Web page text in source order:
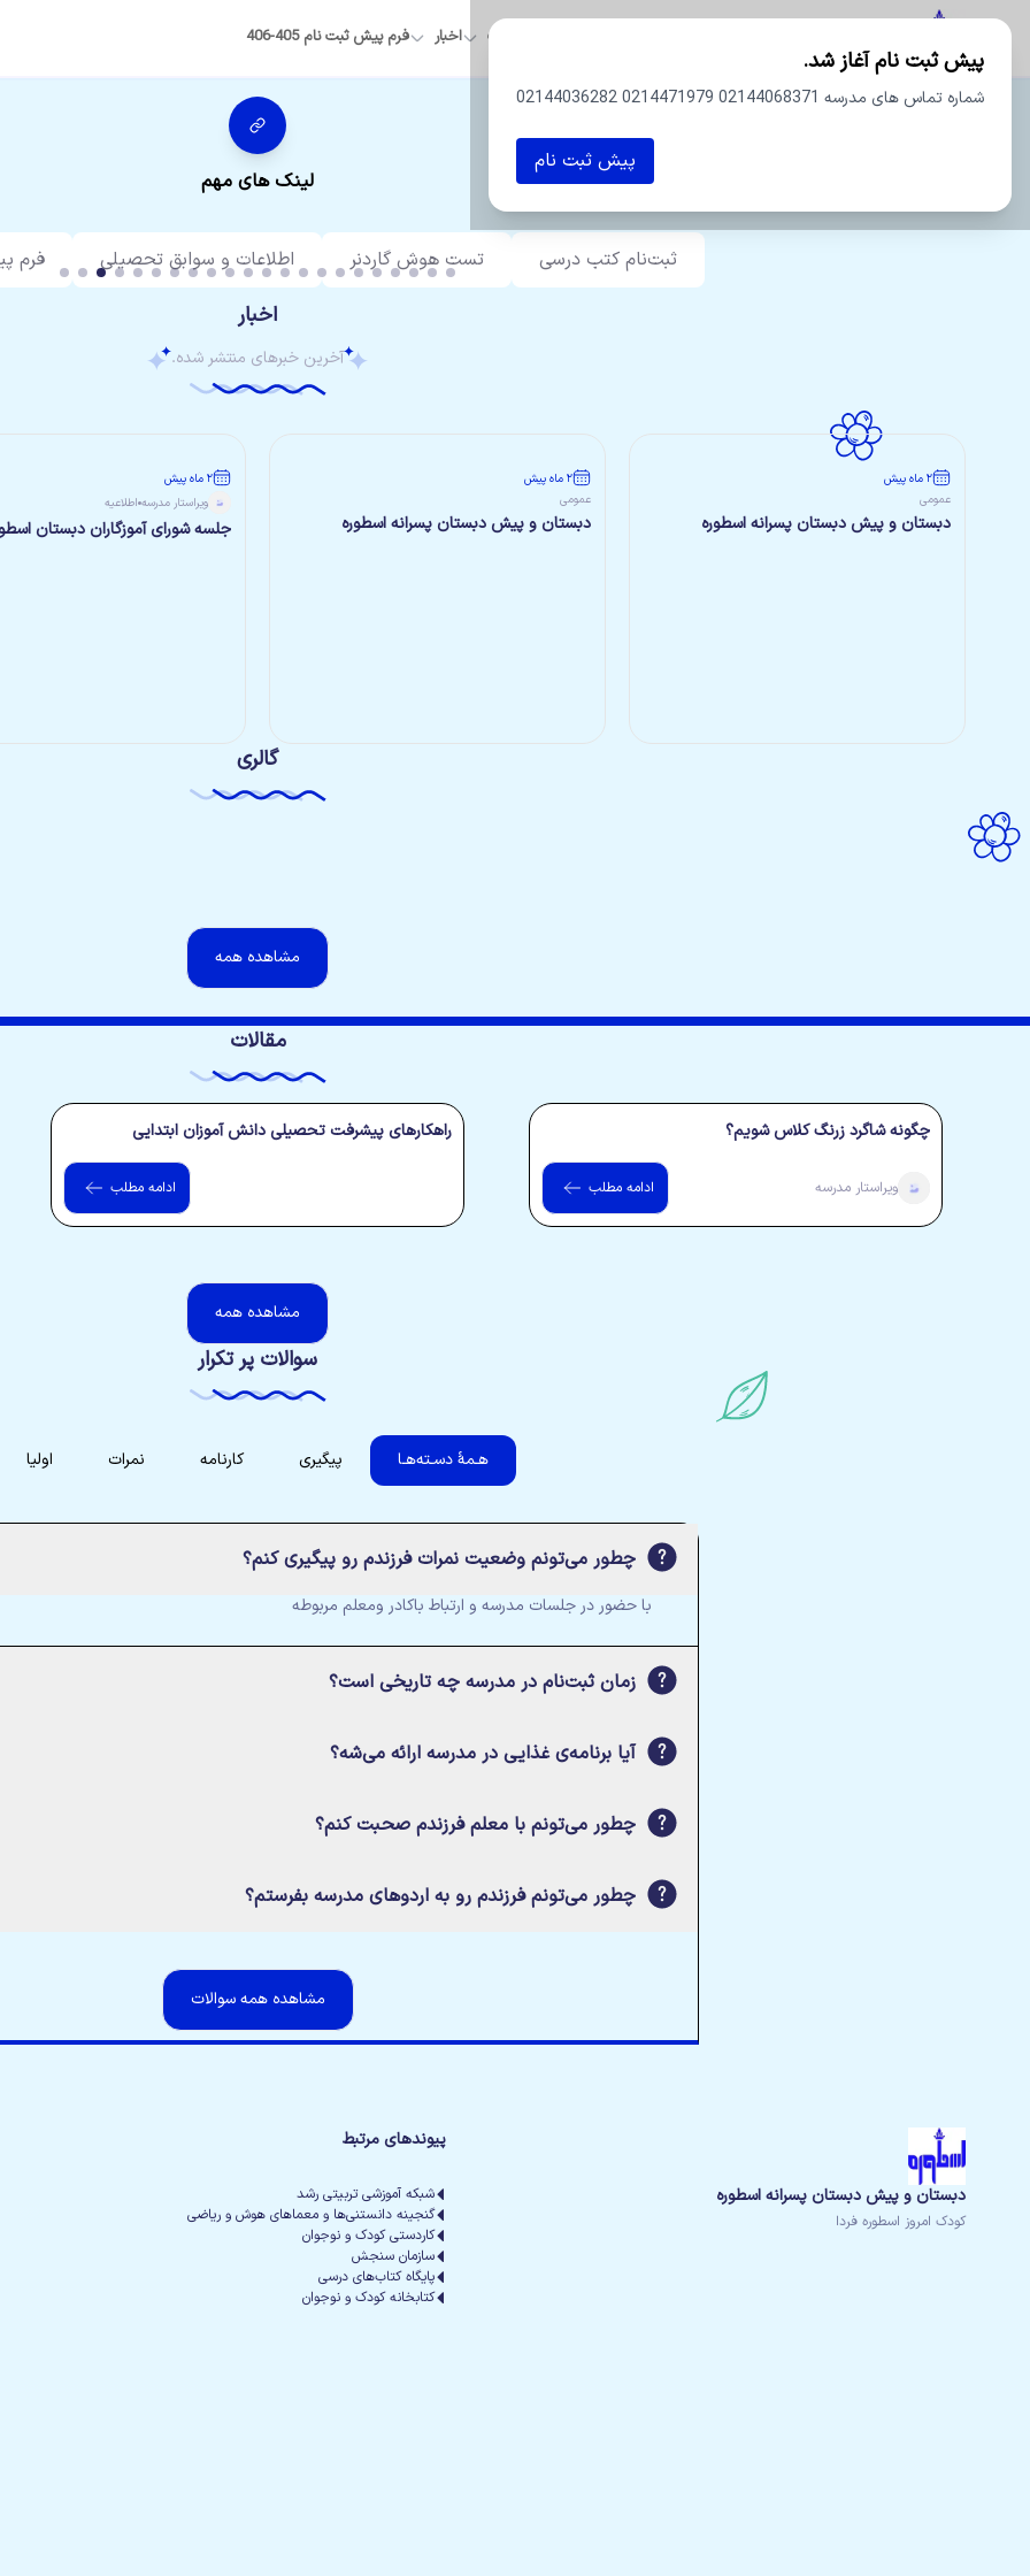
پیش ثبت نام آغاز شد.
شماره تماس های مدرسه 02144068371 0214471979 02144036282
پیش ثبت نام
مقالات اخبار فرم پیش ثبت نام 405-406
لینک های مهم
ثبت‌نام کتب درسی تست هوش گاردنر اطلاعات و سوابق تحصیلی فرم
اخبار
آخرین خبرهای منتشر شده.
۲ ماه پیش
عمومی
دبستان و پیش دبستان پسرانه اسطوره
۲ ماه پیش
عمومی
دبستان و پیش دبستان پسرانه اسطوره
۲ ماه پیش
ویراستار مدرسه اطلاعیه
جلسه شورای آموزگاران دبستان
گالری
مشاهده همه
مقالات
چگونه شاگرد زرنگ کلاس شویم؟
ویراستار مدرسه ادامه مطلب
راهکارهای پیشرفت تحصیلی دانش آموزان ابتدایی
ادامه مطلب
مشاهده همه
سوالات پر تکرار
هـمۀ دسـته‌هـا پیگیری کارنامه نمرات اولیا
چطور می‌تونم وضعیت نمرات فرزندم رو پیگیری کنم؟
با حضور در جلسات مدرسه و ارتباط باکادر ومعلم مربوطه
زمان ثبت‌نام در مدرسه چه تاریخی است؟
آیا برنامه‌ی غذایی در مدرسه ارائه می‌شه؟
چطور می‌تونم با معلم فرزندم صحبت کنم؟
چطور می‌تونم فرزندم رو به اردوهای مدرسه بفرستم؟
مشاهده همه سوالات
دبستان و پیش دبستان پسرانه اسطوره
کودک امروز اسطوره فردا
پیوندهای مرتبط
شبکه آموزشی تربیتی رشد
گنجینه دانستنی‌ها و معماهای هوش و ریاضی
کاردستی کودک و نوجوان
سازمان سنجش
پایگاه کتاب‌های درسی
کتابخانه کودک و نوجوان